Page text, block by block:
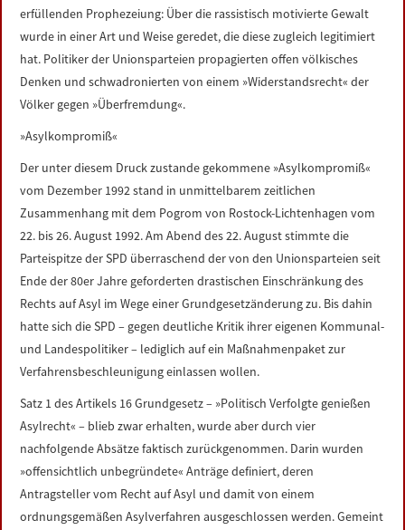
erfüllenden Prophezeiung: Über die rassistisch motivierte Gewalt
wurde in einer Art und Weise geredet, die diese zugleich legitimiert
hat. Politiker der Unionsparteien propagierten offen völkisches
Denken und schwadronierten von einem »Widerstandsrecht« der
Völker gegen »Überfremdung«.
»Asylkompromiß«
Der unter diesem Druck zustande gekommene »Asylkompromiß«
vom Dezember 1992 stand in unmittelbarem zeitlichen
Zusammenhang mit dem Pogrom von Rostock-Lichtenhagen vom
22. bis 26. August 1992. Am Abend des 22. August stimmte die
Parteispitze der SPD überraschend der von den Unionsparteien seit
Ende der 80er Jahre geforderten drastischen Einschränkung des
Rechts auf Asyl im Wege einer Grundgesetzänderung zu. Bis dahin
hatte sich die SPD – gegen deutliche Kritik ihrer eigenen Kommunal-
und Landespolitiker – lediglich auf ein Maßnahmenpaket zur
Verfahrensbeschleunigung einlassen wollen.
Satz 1 des Artikels 16 Grundgesetz – »Politisch Verfolgte genießen
Asylrecht« – blieb zwar erhalten, wurde aber durch vier
nachfolgende Absätze faktisch zurückgenommen. Darin wurden
»offensichtlich unbegründete« Anträge definiert, deren
Antragsteller vom Recht auf Asyl und damit von einem
ordnungsgemäßen Asylverfahren ausgeschlossen werden. Gemeint